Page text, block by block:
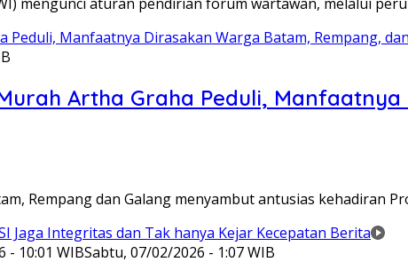
Artha Graha Peduli,
Rempang dan Galang menyambut antusias kehadiran
- 10:01 WIBSabtu, 07/02/2026 - 1:07 WIB